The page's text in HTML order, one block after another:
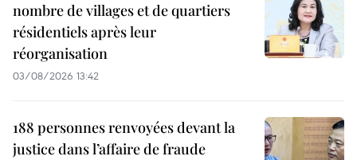
nombre de villages et de quartiers
résidentiels après leur
réorganisation
03/08/2026 13:42
188 personnes renvoyées devant la
justice dans l’affaire de fraude